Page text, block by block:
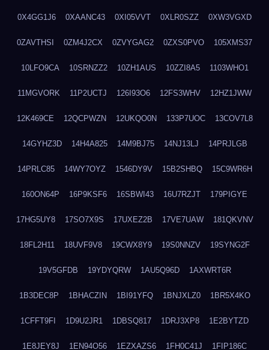
0X4GG1J6 0XAANC43 0XI05VVT 0XLR0SZZ 0XW3VGXD
0ZAVTHSI 0ZM4J2CX 0ZVYGAG2 0ZXS0PVO 105XMS37
10LFO9CA 10SRNZZ2 10ZH1AUS 10ZZI8A5 1103WHO1
11MGVORK 11P2UCTJ 126I93O6 12FS3WHV 12HZ1JWW
12K469CE 12QCPWZN 12UKQO0N 133P7UOC 13COV7L8
14GYHZ3D 14H4A825 14M9BJ75 14NJ13LJ 14PRJLGB
14PRLC85 14WY7OYZ 1546DY9V 15B2SHBQ 15C9WR6H
160ON64P 16P9KSF6 16SBWI43 16U7RZJT 179PIGYE
17HG5UY8 17SO7X9S 17UXEZ2B 17VE7UAW 181QKVNV
18FL2H11 18UVF9V8 19CWX8Y9 19S0NNZV 19SYNG2F
19V5GFDB 19YDYQRW 1AU5Q96D 1AXWRT6R
1B3DEC8P 1BHACZIN 1BI91YFQ 1BNJXLZ0 1BR5X4KO
1CFFT9FI 1D9U2JR1 1DBSQ817 1DRJ3XP8 1E2BYTZD
1E8JEY8J 1EN94O56 1EZXAZS6 1FH0C41J 1FIP186C